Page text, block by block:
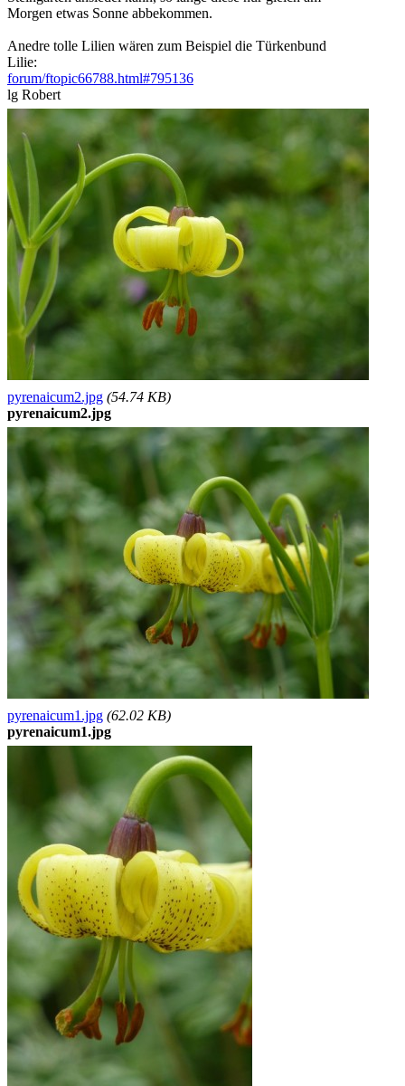
Morgen etwas Sonne abbekommen.
Anedre tolle Lilien wären zum Beispiel die Türkenbund
Lilie:
forum/ftopic66788.html#795136
lg Robert
pyrenaicum2.jpg (54.74 KB)
pyrenaicum2.jpg
pyrenaicum1.jpg (62.02 KB)
pyrenaicum1.jpg